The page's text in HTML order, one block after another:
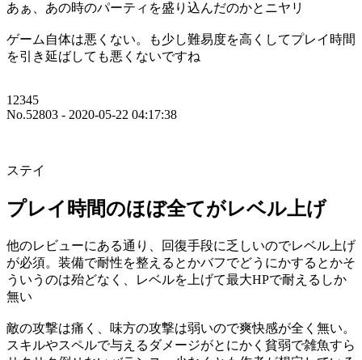
あぁ、あの時のパーティを盛り込んだのかとニヤリ
ゲーム自体は悪くない。も少し難易度を高くしてプレイ時間
を引き延ばしても悪くないですね
12345
No.52803 - 2020-05-22 04:17:38
ステイ
プレイ時間のほぼ全てがレベル上げ
他のレビューにある通り、回復手段に乏しいのでレベル上げ
が必須。装備で耐性を整えるとかバフでどうにかするとかそ
ういうのは殆どなく、レベルを上げて最大HPで耐えるしか
無い
敵の攻撃は痛く、味方の攻撃は弱いので爽快感が全く無い。
スキルやスペルで与えるダメージがとにかく貧弱で雑魚すら